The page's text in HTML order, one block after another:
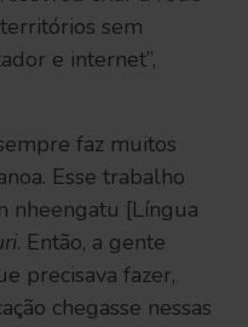
sem
e internet”,
faz muitos
Esse trabalho
nheengatu [Língua
. Então, a gente
precisava fazer,
chegasse nessas